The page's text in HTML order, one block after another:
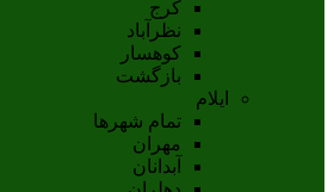
کرج
نظرآباد
کوهسار
بازگشت
ایلام
تمام شهر‌ها
مهران
آبدانان